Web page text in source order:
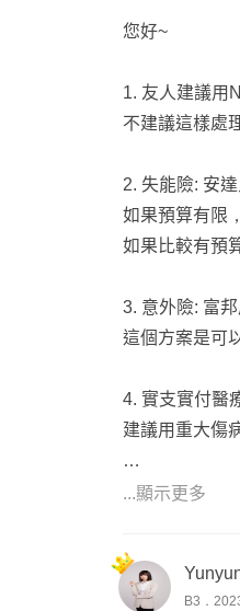
您好~
1. 友人建議用
不建議這樣處
2. 失能險: 安
如果預算有限
如果比較有預
3. 意外險: 富
這個方案是可
4. 實支實付醫
建議用重大傷
以上是給您的
...顯示更多
B3．